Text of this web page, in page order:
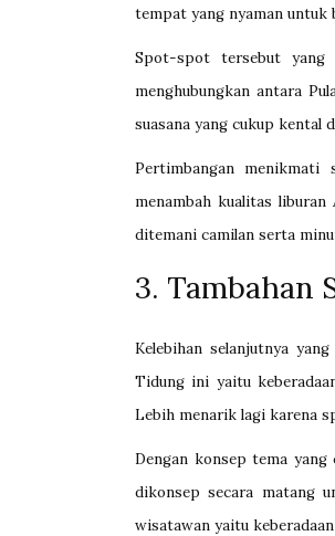
tempat yang nyaman untuk
Spot-spot tersebut yang
menghubungkan antara
suasana yang cukup kental
Pertimbangan menikmati
menambah kualitas
ditemani camilan serta
3. Tambahan
Kelebihan selanjutnya
Tidung ini yaitu
Lebih menarik lagi karena
Dengan konsep tema
dikonsep secara matang
wisatawan yaitu